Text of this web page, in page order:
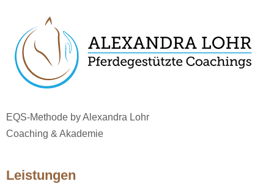
EQS-Methode by Alexandra Lohr
Coaching & Akademie
Leistungen